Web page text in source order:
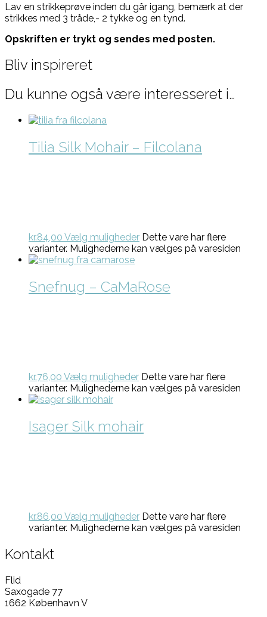
Lav en strikkeprøve inden du går igang, bemærk at der
strikkes med 3 tråde,- 2 tykke og en tynd.
Opskriften er trykt og sendes med posten.
Bliv inspireret
Du kunne også være interesseret i…
Tilia Silk Mohair – Filcolana
kr.84,00 Vælg muligheder Dette vare har flere
varianter. Mulighederne kan vælges på varesiden
Snefnug – CaMaRose
kr.76,00 Vælg muligheder Dette vare har flere
varianter. Mulighederne kan vælges på varesiden
Isager Silk mohair
kr.86,00 Vælg muligheder Dette vare har flere
varianter. Mulighederne kan vælges på varesiden
Kontakt
Flid
Saxogade 77
1662 København V